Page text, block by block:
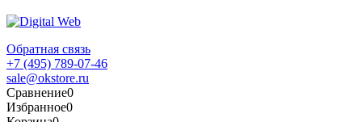
Обратная связь
+7 (495) 789-07-46
sale@okstore.ru
Сравнение0
Избранное0